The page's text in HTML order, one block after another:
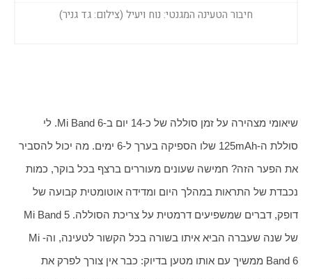
חיבור הטעינה המגנטי: נוח ויעיל (צילום: גד גניר)
של שנה שעברה הביא איתו בשורה בכל הקשור לטעינה, וה-Mi